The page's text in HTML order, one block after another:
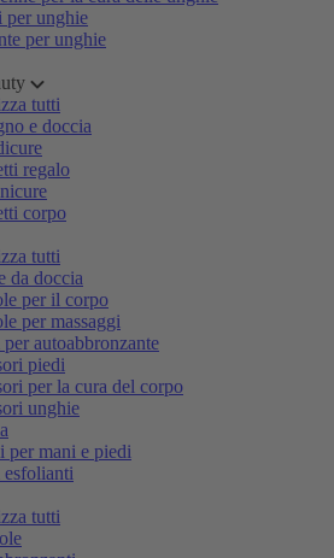
per unghie
per unghie
tutti
e doccia
regalo
corpo
tutti
da doccia
per il corpo
per massaggi
autoabbronzante
piedi
per la cura del corpo
unghie
per mani e piedi
tutti